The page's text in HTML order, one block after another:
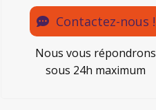
Contactez-nous !
Nous vous répondrons
sous 24h maximum